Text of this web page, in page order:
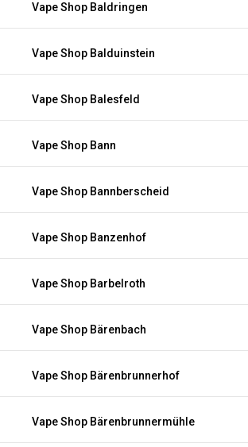
Vape Shop Baldringen
Vape Shop Balduinstein
Vape Shop Balesfeld
Vape Shop Bann
Vape Shop Bannberscheid
Vape Shop Banzenhof
Vape Shop Barbelroth
Vape Shop Bärenbach
Vape Shop Bärenbrunnerhof
Vape Shop Bärenbrunnermühle